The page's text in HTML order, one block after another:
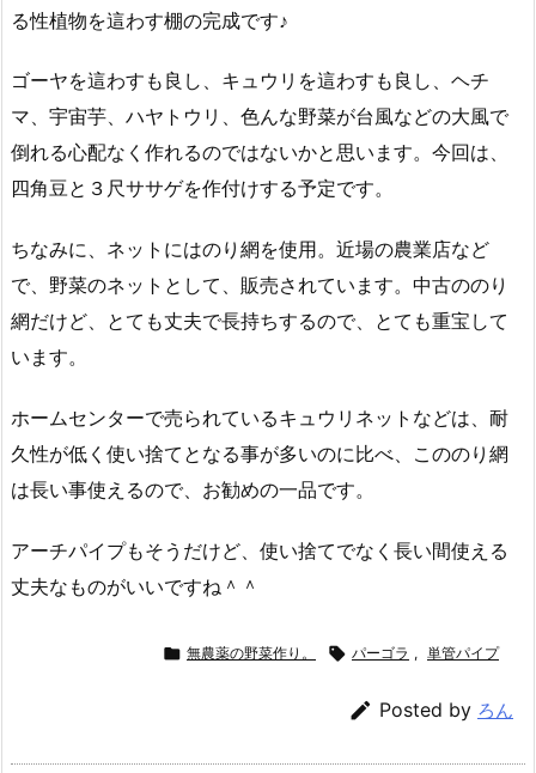
る性植物を這わす棚の完成です♪
ゴーヤを這わすも良し、キュウリを這わすも良し、ヘチ
マ、宇宙芋、ハヤトウリ、色んな野菜が台風などの大風で
倒れる心配なく作れるのではないかと思います。今回は、
四角豆と３尺ササゲを作付けする予定です。
ちなみに、ネットにはのり網を使用。近場の農業店など
で、野菜のネットとして、販売されています。中古ののり
網だけど、とても丈夫で長持ちするので、とても重宝して
います。
ホームセンターで売られているキュウリネットなどは、耐
久性が低く使い捨てとなる事が多いのに比べ、こののり網
は長い事使えるので、お勧めの一品です。
アーチパイプもそうだけど、使い捨てでなく長い間使える
丈夫なものがいいですね＾＾
 無農薬の野菜作り。  パーゴラ , 単管パイプ
 Posted by ろん